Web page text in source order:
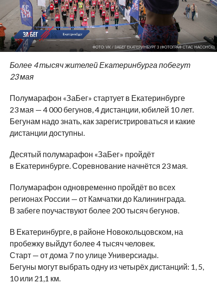
ФОТО: VK / ЗАБЕГ ЕКАТЕРИНБУРГ 3 (ФОТОГРАФ СТАС НАСОНОВ)
Более 4 тысяч жителей Екатеринбурга побегут
23мая
Полумарафон «ЗаБег» стартует в Екатеринбурге
23 мая — 4000 бегунов, 4 дистанции, юбилей 10 лет.
Бегунам надо знать, как зарегистрироваться и какие
дистанции доступны.
Десятый полумарафон «ЗаБег» пройдёт
в Екатеринбурге. Соревнование начнётся 23 мая.
Полумарафон одновременно пройдёт во всех
регионах России — от Камчатки до Калининграда.
В забеге поучаствуют более 200 тысяч бегунов.
В Екатеринбурге, в районе Новокольцовском, на
пробежку выйдут более 4 тысяч человек.
Старт — от дома 7 поулице Универсиады.
Бегуны могут выбрать одну из четырёх дистанций: 1, 5,
10 или 21,1 км.